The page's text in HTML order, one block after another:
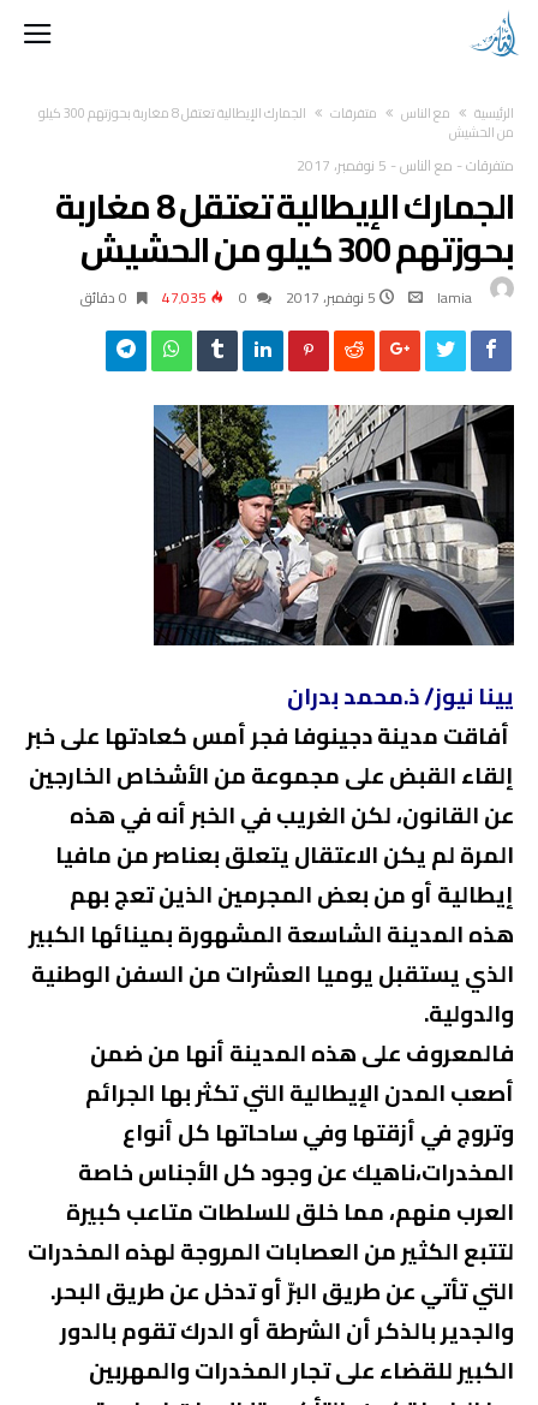
‫الرئيسية‬ مع الناس متفرقات
الجمارك الإيطالية تعتقل 8 مغاربة بحوزتهم 300 كيلو
من الحشيش
متفرقات- مع الناس- 5 نوفمبر، 2017
الجمارك الإيطالية تعتقل 8 مغاربة
بحوزتهم 300 كيلو من الحشيش
lamia 5 نوفمبر، 2017 47٬035 0 ‫دقائق‬
يينا نيوز/ ذ.محمد بدران
أفاقت مدينة دجينوفا فجر أمس كعادتها على خبر
إلقاء القبض على مجموعة من الأشخاص الخارجين
عن القانون، لكن الغريب في الخبر أنه في هذه
المرة لم يكن الاعتقال يتعلق بعناصر من مافيا
إيطالية أو من بعض المجرمين الذين تعج بهم
هذه المدينة الشاسعة المشهورة بمينائها الكبير
الذي يستقبل يوميا العشرات من السفن الوطنية
والدولية.
فالمعروف على هذه المدينة أنها من ضمن
أصعب المدن الإيطالية التي تكثر بها الجرائم
وتروج في أزقتها وفي ساحاتها كل أنواع
المخدرات،ناهيك عن وجود كل الأجناس خاصة
العرب منهم، مما خلق للسلطات متاعب كبيرة
لتتبع الكثير من العصابات المروجة لهذه المخدرات
التي تأتي عن طريق البرّ أو تدخل عن طريق البحر.
والجدير بالذكر أن الشرطة أو الدرك تقوم بالدور
الكبير للقضاء على تجار المخدرات والمهربين